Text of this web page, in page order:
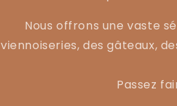
Nous offrons une vaste
viennoiseries, des gâteaux,
Passez